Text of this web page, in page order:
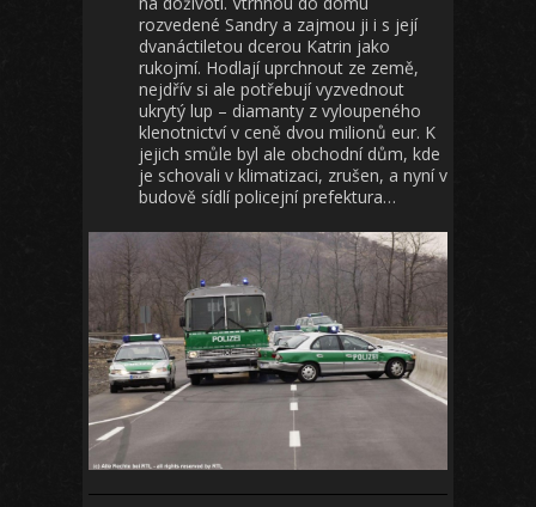
rozvedené Sandry a zajmou ji i s její
dvanáctiletou dcerou Katrin jako
rukojmí. Hodlají uprchnout ze země,
nejdřív si ale potřebují vyzvednout
ukrytý lup – diamanty z vyloupeného
klenotnictví v ceně dvou milionů eur. K
jejich smůle byl ale obchodní dům, kde
je schovali v klimatizaci, zrušen, a nyní v
budově sídlí policejní prefektura…